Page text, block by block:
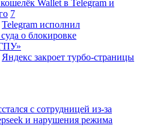
Wallet в Telegram и
7
Telegram исполнил
о блокировке
Яндекс закроет турбо-страницы
с сотрудницей из-за
и нарушения режима